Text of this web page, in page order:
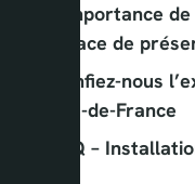
L’importance
en place de
Confiez-nous
en Île-de-France
FAQ –